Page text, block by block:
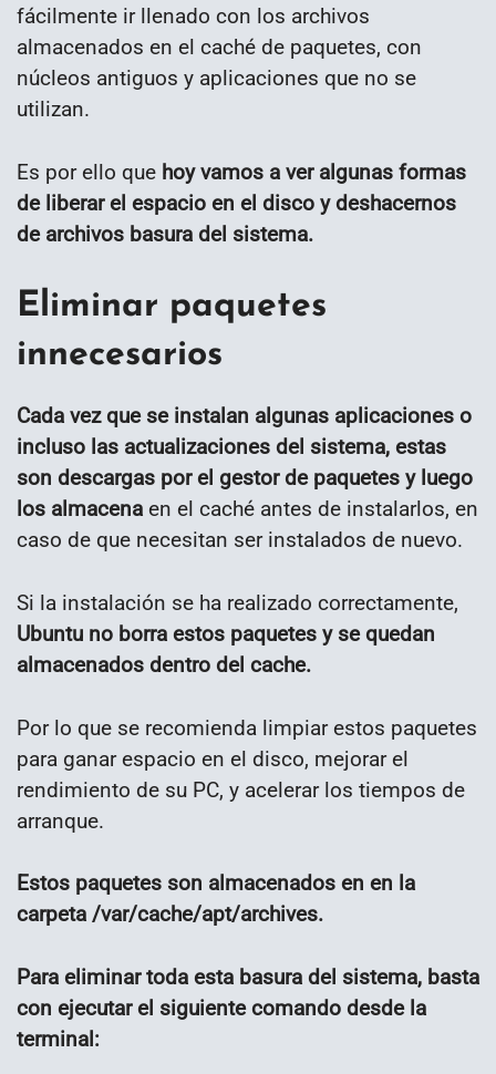
fácilmente ir llenado con los archivos
almacenados en el caché de paquetes, con
núcleos antiguos y aplicaciones que no se
utilizan.
Es por ello que hoy vamos a ver algunas formas
de liberar el espacio en el disco y deshacernos
de archivos basura del sistema.
Eliminar paquetes
innecesarios
Cada vez que se instalan algunas aplicaciones o
incluso las actualizaciones del sistema, estas
son descargas por el gestor de paquetes y luego
los almacena en el caché antes de instalarlos, en
caso de que necesitan ser instalados de nuevo.
Si la instalación se ha realizado correctamente,
Ubuntu no borra estos paquetes y se quedan
almacenados dentro del cache.
Por lo que se recomienda limpiar estos paquetes
para ganar espacio en el disco, mejorar el
rendimiento de su PC, y acelerar los tiempos de
arranque.
Estos paquetes son almacenados en en la
carpeta /var/cache/apt/archives.
Para eliminar toda esta basura del sistema, basta
con ejecutar el siguiente comando desde la
terminal: